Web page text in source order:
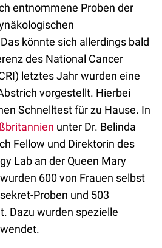
entnommene Proben der
könnte sich allerdings bald
des National Cancer
letztes Jahr wurden eine
vorgestellt. Hierbei
Schnelltest für zu Hause. In
unter Dr. Belinda
Fellow und Direktorin des
Lab an der Queen Mary
600 von Frauen selbst
Proben und 503
Dazu wurden spezielle